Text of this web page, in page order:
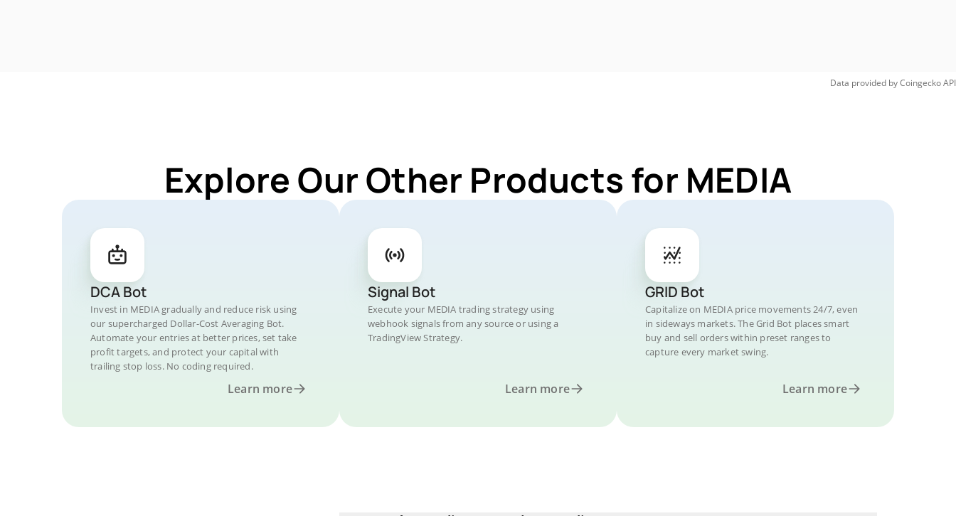
Data provided byCoingeckoAPI
Explore Our Other Products for MEDIA
DCA Bot
Invest in MEDIA gradually and reduce risk using
our supercharged Dollar-Cost Averaging Bot.
Automate your entries at better prices, set take
profit targets, and protect your capital with
trailing stop loss. No coding required.
Learn more
Signal Bot
Execute your MEDIA trading strategy using
webhook signals from any source or using a
TradingView Strategy.
Learn more
GRID Bot
Capitalize on MEDIA price movements 24/7, even
in sideways markets. The Grid Bot places smart
buy and sell orders within preset ranges to
capture every market swing.
Learn more